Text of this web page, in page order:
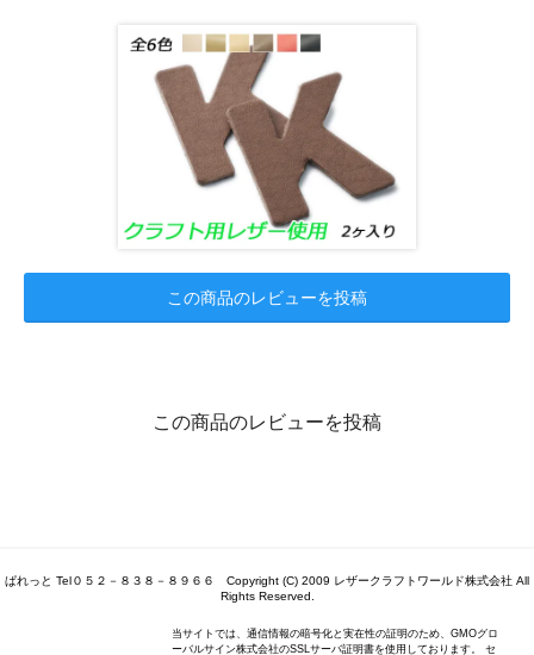
この商品のレビューを投稿
この商品のレビューを投稿
ぱれっと Tel０５２－８３８－８９６６ Copyright (C) 2009 レザークラフトワールド株式会社 All
Rights Reserved.
当サイトでは、通信情報の暗号化と実在性の証明のため、GMOグロ
ーバルサイン株式会社のSSLサーバ証明書を使用しております。 セ